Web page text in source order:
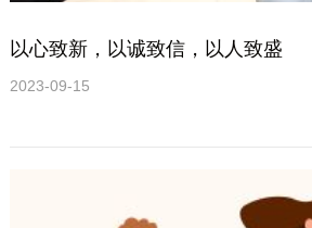
以心致新，以诚致信，以人致盛
2023-09-15